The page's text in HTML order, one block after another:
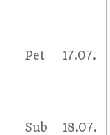
Pet 17.07.
Sub 18.07.